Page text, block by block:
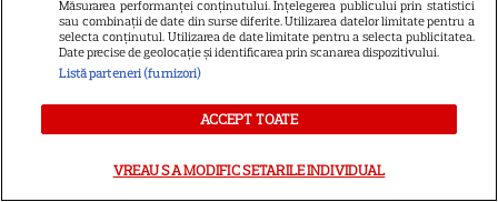
VEDETE STRĂINE
Ryan Gosling este noul Ghost
Rider din Universul Marvel.
a entuziasmat pe fani
Măsurarea performanței conținutului. Înțelegerea publicului prin statistici
sau combinații de date din surse diferite. Utilizarea datelor limitate pentru a
selecta conținutul. Utilizarea de date limitate pentru a selecta publicitatea.
Date precise de geolocație și identificarea prin scanarea dispozitivului.
Listă parteneri (furnizori)
ACCEPT TOATE
VREAU SA MODIFIC SETARILE INDIVIDUAL